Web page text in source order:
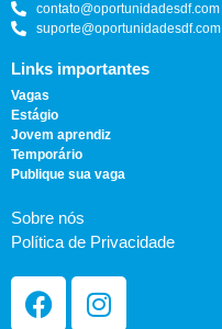
contato@oportunidadesdf.com
suporte@oportunidadesdf.com
Links importantes
Vagas
Estágio
Jovem aprendiz
Temporário
Publique sua vaga
Sobre nós
Política de Privacidade